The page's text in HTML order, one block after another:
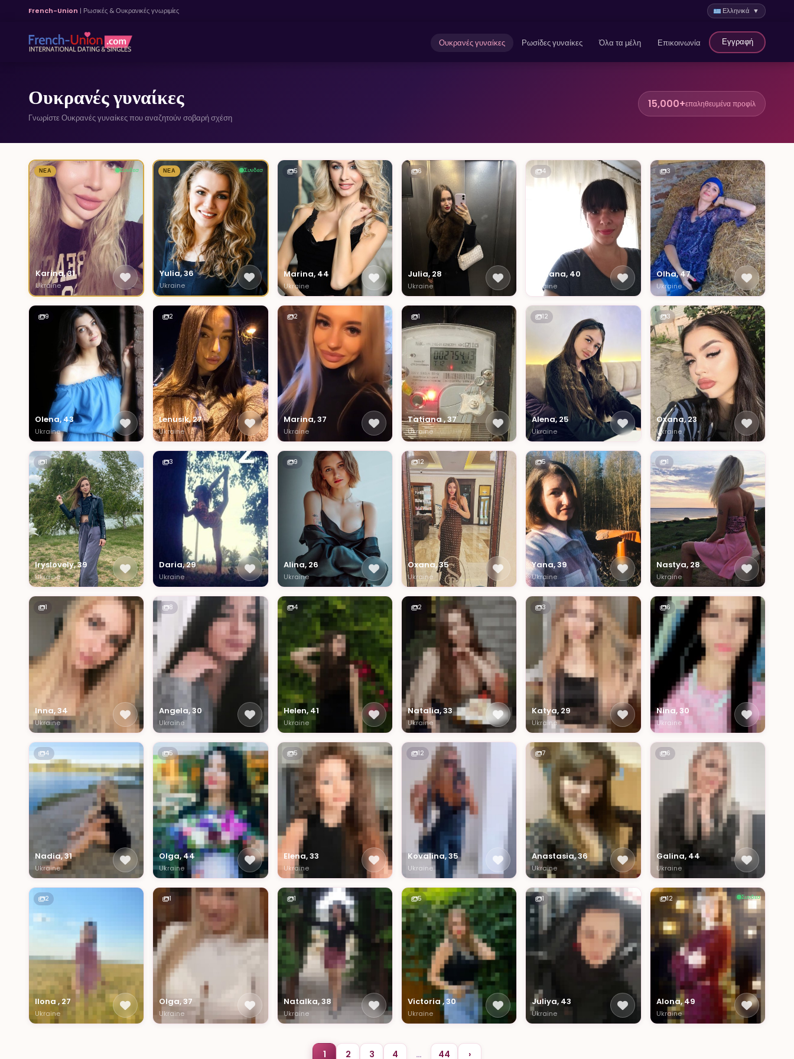
French-Union | Ρωσικές & Ουκρανικές γνωριμίες Ελληνικά ▼
Ουκρανές γυναίκες Ρωσίδες γυναίκες Όλα τα μέλη Επικοινωνία Εγγραφή
Ουκρανές γυναίκες
Γνωρίστε Ουκρανές γυναίκες που αναζητούν σοβαρή σχέση
15,000+επαληθευμένα προφίλ
6 Συνδεσ
ΝΈΑ
Karina, 31
Ukraine
1 Συνδεσ
ΝΈΑ
Yulia, 36
Ukraine
5
Marina, 44
Ukraine
6
Julia, 28
Ukraine
4
Tatiana, 40
Ukraine
3
Olha, 47
Ukraine
9
Olena, 43
Ukraine
2
Lenusik, 27
Ukraine
2
Marina, 37
Ukraine
1
Tatiana , 37
Ukraine
12
Alena, 25
Ukraine
3
Oxana, 23
Ukraine
1
Iryslovely, 39
Ukraine
3
Daria, 29
Ukraine
9
Alina, 26
Ukraine
12
Oxana, 35
Ukraine
5
Yana, 39
Ukraine
1
Nastya, 28
Ukraine
1
Inna, 34
Ukraine
8
Angela, 30
Ukraine
4
Helen, 41
Ukraine
2
Natalia, 33
Ukraine
3
Katya, 29
Ukraine
6
Nina, 30
Ukraine
4
Nadia, 31
Ukraine
5
Olga, 44
Ukraine
5
Elena, 33
Ukraine
12
Kovalina, 35
Ukraine
7
Anastasia, 36
Ukraine
6
Galina, 44
Ukraine
2
Ilona , 27
Ukraine
1
Olga, 37
Ukraine
1
Natalka, 38
Ukraine
5
Victoria , 30
Ukraine
1
Juliya, 43
Ukraine
12 Συνδεσ
Alona, 49
Ukraine
1 2 3 4 … 44 ›